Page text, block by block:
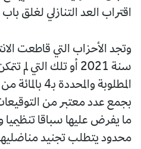
اقتراب العد التنازلي لغلق
وتجد الأحزاب التي قاطعت
سنة 2021 أو تلك التي
المطلوبة
بجمع عدد معتبر من
ما يفرض عليها سباقا
محدود يتطلب تجنيد مناضليها